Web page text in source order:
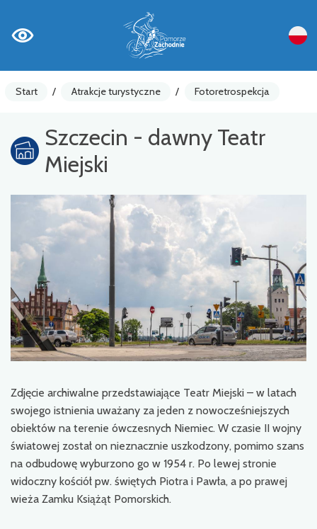
Start / Atrakcje turystyczne / Fotoretrospekcja
Szczecin - dawny Teatr
Miejski
Zdjęcie archiwalne przedstawiające Teatr Miejski – w latach
swojego istnienia uważany za jeden z nowocześniejszych
obiektów na terenie ówczesnych Niemiec. W czasie II wojny
światowej został on nieznacznie uszkodzony, pomimo szans
na odbudowę wyburzono go w 1954 r. Po lewej stronie
widoczny kościół pw. świętych Piotra i Pawła, a po prawej
wieża Zamku Książąt Pomorskich.